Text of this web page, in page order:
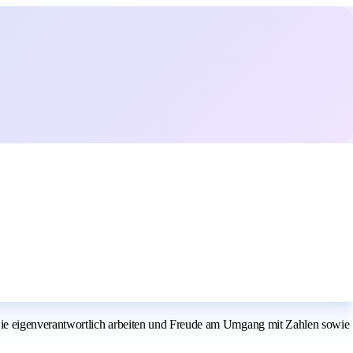
eigenverantwortlich arbeiten und Freude am Umgang mit Zahlen sowie